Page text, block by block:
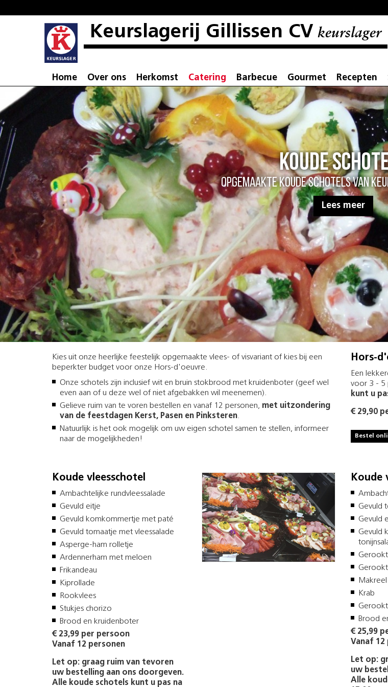
Keurslagerij Gillissen CV keurslager
Home Over ons Herkomst Catering Barbecue Gourmet Recepten
Koude
Opgemaakte koude schotels van
Lees meer
Kies uit onze heerlijke feestelijk opgemaakte vlees- of visvariant of kies bij een
beperkter budget voor onze Hors-d'oeuvre.
Onze schotels zijn inclusief wit en bruin stokbrood met kruidenboter (geef wel
even aan of u deze wel of niet afgebakken wil meenemen).
Gelieve ruim van te voren bestellen en vanaf 12 personen, met uitzondering
van de feestdagen Kerst, Pasen en Pinksteren.
Natuurlijk is het ook mogelijk om uw eigen schotel samen te stellen, informeer
naar de mogelijkheden!
Hors-
Een
voor 3 - 5
kunt u
€ 29,90
Bestel
Koude vleesschotel
Ambachtelijke rundvleessalade
Gevuld eitje
Gevuld komkommertje met paté
Gevuld tomaatje met vleessalade
Asperge-ham rolletje
Ardennerham met meloen
Frikandeau
Kiprollade
Rookvlees
Stukjes chorizo
Brood en kruidenboter
€ 23,99 per persoon
Vanaf 12 personen
Let op: graag ruim van tevoren
uw bestelling aan ons doorgeven.
Alle koude schotels kunt u pas na
Koude
Gevuld
Gevuld
Gevuld
Makreel
Krab
Brood
€ 25,99
Vanaf 12
Let op:
uw
Alle